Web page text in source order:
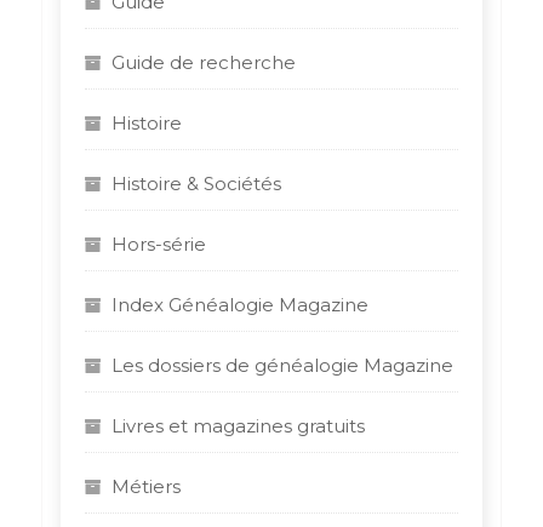
Guide de recherche
Histoire
Histoire & Sociétés
Hors-série
Index Généalogie Magazine
Les dossiers de généalogie Magazine
Livres et magazines gratuits
Métiers